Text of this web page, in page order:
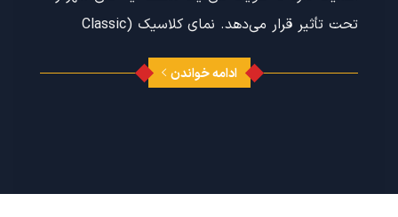
تحت تأثیر قرار می‌دهد. نمای کلاسیک (Classic
ادامه خواندن